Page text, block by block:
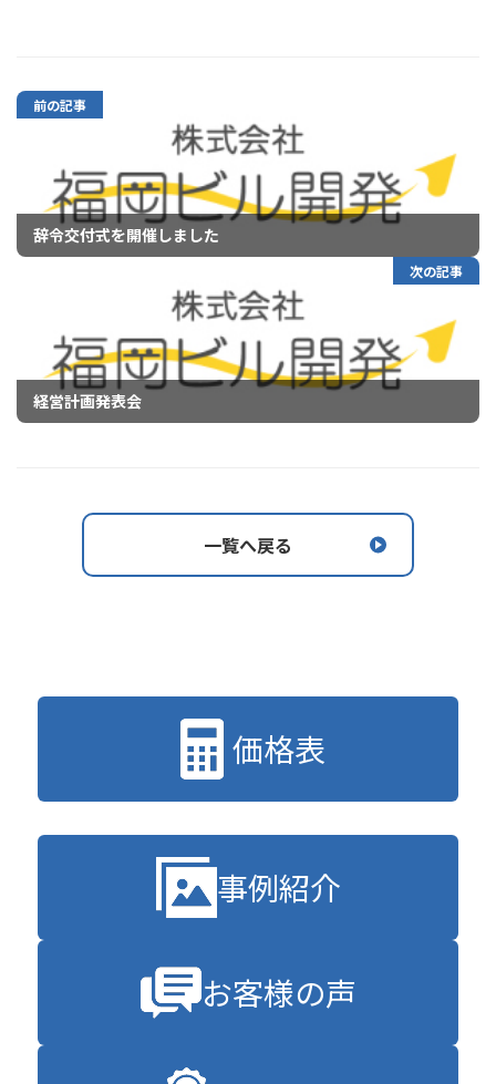
前の記事
辞令交付式を開催しました
次の記事
経営計画発表会
一覧へ戻る
価格表
事例紹介
お客様の声